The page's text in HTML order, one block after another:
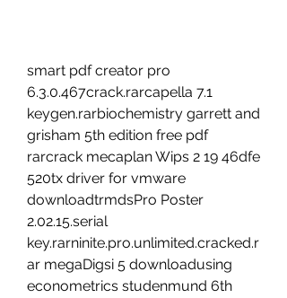
smart pdf creator pro
6.3.0.467crack.rarcapella 7.1
keygen.rarbiochemistry garrett and
grisham 5th edition free pdf
rarcrack mecaplan Wips 2 19 46dfe
520tx driver for vmware
downloadtrmdsPro Poster
2.02.15.serial
key.rarninite.pro.unlimited.cracked.r
ar megaDigsi 5 downloadusing
econometrics studenmund 6th